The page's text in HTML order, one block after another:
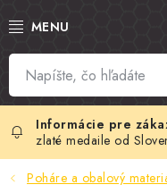
na
SLOVENSKÝ MED
MANUKA MED
VČELÍ PEĽ
zlaté medaile od
Poháre a obalový